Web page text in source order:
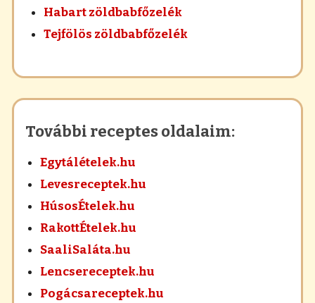
Habart zöldbabfőzelék
Tejfölös zöldbabfőzelék
További receptes oldalaim:
Egytálételek.hu
Levesreceptek.hu
HúsosÉtelek.hu
RakottÉtelek.hu
SaaliSaláta.hu
Lencsereceptek.hu
Pogácsareceptek.hu